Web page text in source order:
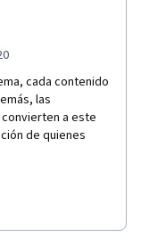
cada contenido
las
a este
de quienes